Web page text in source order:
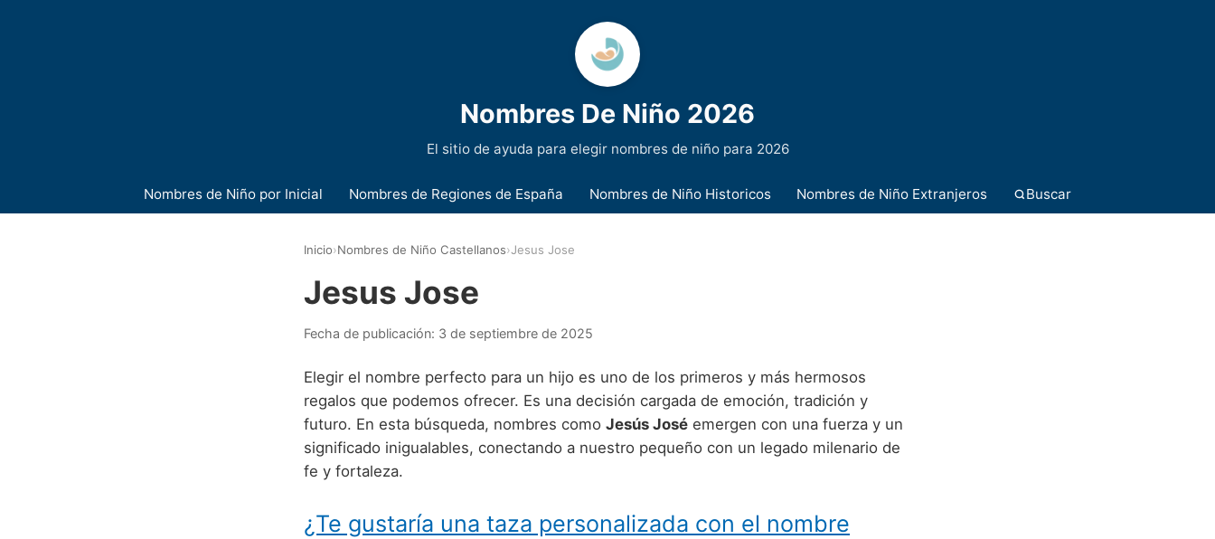
Nombres De Niño 2026
El sitio de ayuda para elegir nombres de niño para 2026
Nombres de Niño por Inicial Nombres de Regiones de España Nombres de Niño Historicos Nombres de Niño Extranjeros Buscar
Inicio›Nombres de Niño Castellanos›Jesus Jose
Jesus Jose
Fecha de publicación: 3 de septiembre de 2025
Elegir el nombre perfecto para un hijo es uno de los primeros y más hermosos
regalos que podemos ofrecer. Es una decisión cargada de emoción, tradición y
futuro. En esta búsqueda, nombres como Jesús José emergen con una fuerza y un
significado inigualables, conectando a nuestro pequeño con un legado milenario de
fe y fortaleza.
¿Te gustaría una taza personalizada con el nombre